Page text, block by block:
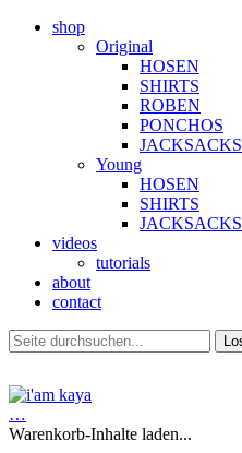
shop
Original
HOSEN
SHIRTS
ROBEN
PONCHOS
JACKSACKS
Young
HOSEN
SHIRTS
JACKSACKS
videos
tutorials
about
contact
…
Warenkorb-Inhalte laden...